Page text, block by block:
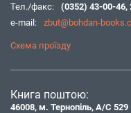
Тел./факс:
(0352) 43-00-46,
e-mail:
zbut@bohdan-
Схема проїзду
Книга поштою:
46008, м. Тернопіль, А/С 529